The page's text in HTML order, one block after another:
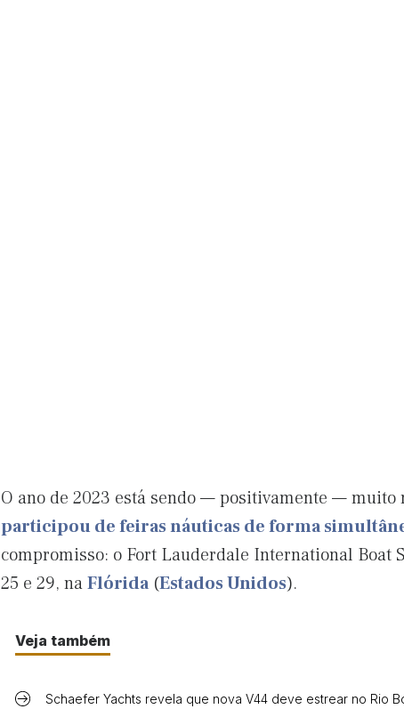
O ano de 2023 está sendo — positivamente — muito
participou de feiras náuticas de forma
compromisso: o Fort Lauderdale International Boat
25 e 29, naFlórida (Estados Unidos).
Veja também
Schaefer Yachts revela que nova V44 deve estrear no Rio